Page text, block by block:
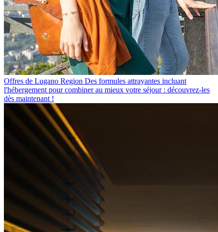
Offres de Lugano Region Des formules attrayantes incluant
l'hébergement pour combiner au mieux votre séjour : découvrez-les
dès maintenant !